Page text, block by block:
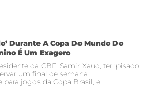
Durante A Copa Do Mundo Do
É Um Exagero
da CBF, Samir Xaud, ter ‘pisado
um final de semana
para jogos da Copa Brasil, e